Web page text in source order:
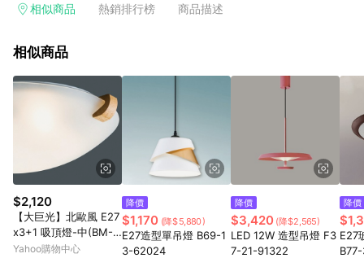
回饋訂單不得享有 Pinkoi 站方優惠，例如首購優惠，P coins，
行為，不具贈點資格，部分退款不在此限。 6. APP 請更新至
貨後 45 天後發送。 8. 群眾募資商品，禮物卡，開館保證金，補
運費，攤位費等不具贈點資格。 9. LINE 購物站上之商品規格、
顏色、價位、贈品如與 Pinkoi 商品資訊頁及購物車不符，以
Pinkoi 購物商品資訊頁及購物車標示為準。 10. 點數紅包使用規
則請以點數紅包活動說明為準。 11. 若於 LINE 購物前往 Pinkoi
頁面後才首次下載 Pinkoi APP 並完成訂單，不符合導購資格；承
上，首次下載 Pinkoi APP 後，需透過 LINE 購物前往 Pinkoi 頁
面，方享導購資格。
相似商品 熱銷排行榜 商品描述
相似商品
$2,120
【大巨光】北歐風 E27
x3+1 吸頂燈-中(BM-5
1738)
Yahoo購物中心
降價
$1,170 (降$5,880)
E27造型單吊燈 B69-1
3-62024
降價
$3,420 (降$2,565)
LED 12W 造型吊燈 F3
7-21-91322
降價
E27